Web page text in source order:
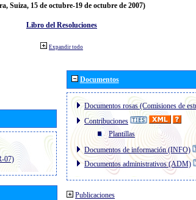
Suiza, 15 de octubre-19 de octubre de 2007)
Libro del Resoluciones
Expandir todo
07)
Documentos
Documentos rosas (Comisiones de
Contribuciones
Plantillas
Documentos de información (INFO)
Documentos administrativos (ADM)
Publicaciones